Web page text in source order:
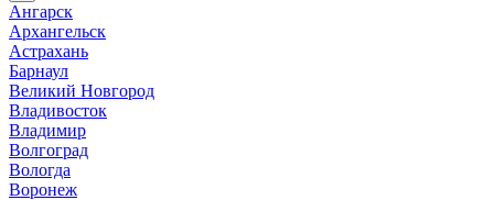
Ангарск
Архангельск
Астрахань
Барнаул
Великий Новгород
Владивосток
Владимир
Волгоград
Вологда
Воронеж